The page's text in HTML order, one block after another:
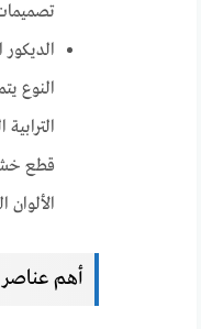
النوع
قطع
الألوان
أهم عناصر